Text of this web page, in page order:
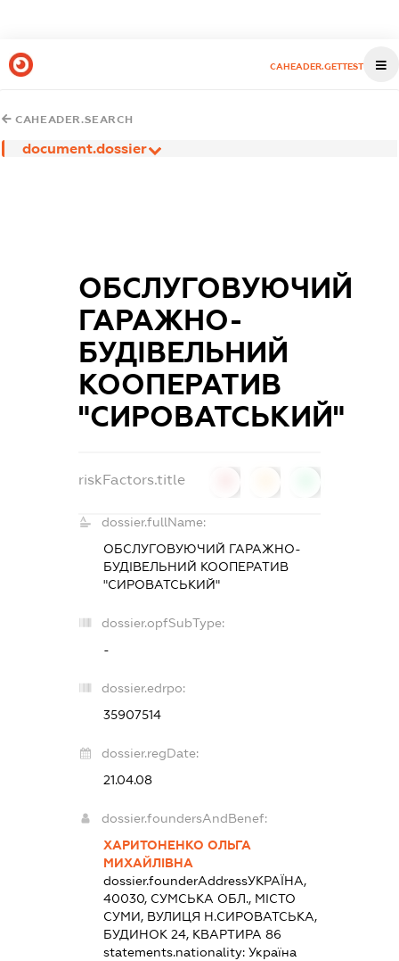
CAHEADER.GETTEST
CAHEADER.SEARCH
document.dossier
ОБСЛУГОВУЮЧИЙ
ГАРАЖНО-
БУДІВЕЛЬНИЙ
КООПЕРАТИВ
"СИРОВАТСЬКИЙ"
riskFactors.title
dossier.fullName:
ОБСЛУГОВУЮЧИЙ ГАРАЖНО-
БУДІВЕЛЬНИЙ КООПЕРАТИВ
"СИРОВАТСЬКИЙ"
dossier.opfSubType:
-
dossier.edrpo:
35907514
dossier.regDate:
21.04.08
dossier.foundersAndBenef:
ХАРИТОНЕНКО ОЛЬГА
МИХАЙЛІВНА
dossier.founderAddressУКРАЇНА,
40030, СУМСЬКА ОБЛ., МІСТО
СУМИ, ВУЛИЦЯ Н.СИРОВАТСЬКА,
БУДИНОК 24, КВАРТИРА 86
statements.nationality: Україна